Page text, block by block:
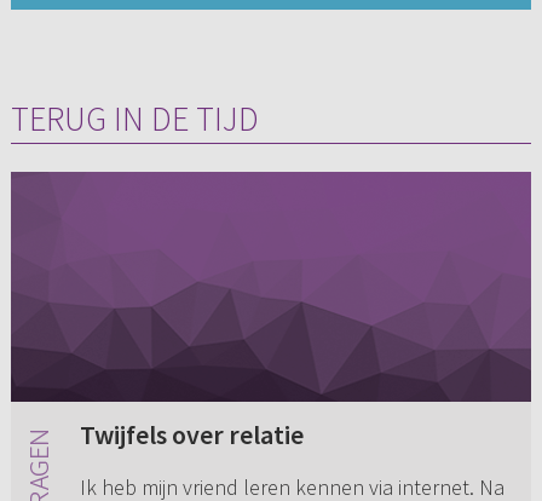
TERUG IN DE TIJD
Twijfels over relatie
Ik heb mijn vriend leren kennen via internet. Na